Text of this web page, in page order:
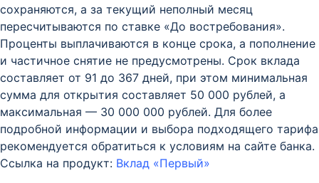
сохраняются, а за текущий неполный месяц
пересчитываются по ставке «До востребования».
Проценты выплачиваются в конце срока, а пополнение
и частичное снятие не предусмотрены. Срок вклада
составляет от 91 до 367 дней, при этом минимальная
сумма для открытия составляет 50 000 рублей, а
максимальная — 30 000 000 рублей. Для более
подробной информации и выбора подходящего тарифа
рекомендуется обратиться к условиям на сайте банка.
Ссылка на продукт: Вклад «Первый»